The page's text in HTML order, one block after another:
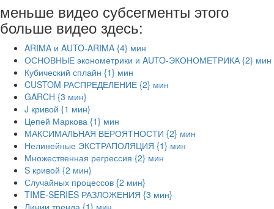
меньше видео субсегменты этого
больше видео здесь:
ARIMA и AUTO-ARIMA {4} мин
ОСНОВНЫЕ эконометрики и AUTO-ЭКОНОМЕТРИКА {2} мин
Кубический сплайн {1} мин
CUSTOM РАСПРЕДЕЛЕНИЕ {2} мин
GARCH {3 мин}
J кривой {1 мин}
Цепей Маркова {1} мин
МАКСИМАЛЬНАЯ ВЕРОЯТНОСТИ {2} мин
Нелинейные ЭКСТРАПОЛЯЦИЯ {1} мин
Множественная регрессия {2} мин
S кривой {2 мин}
Случайных процессов {2 мин}
TIME-SERIES РАЗЛОЖЕНИЯ {3 мин}